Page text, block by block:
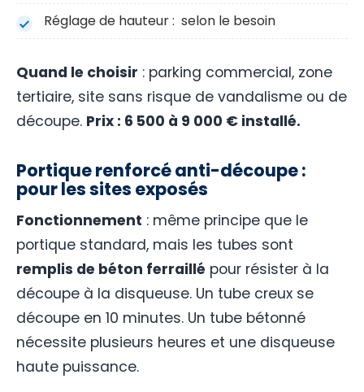
Réglage de hauteur : selon le besoin
Quand le choisir : parking commercial, zone
tertiaire, site sans risque de vandalisme ou de
découpe. Prix : 6 500 à 9 000 € installé.
Portique renforcé anti-découpe :
pour les sites exposés
Fonctionnement : même principe que le
portique standard, mais les tubes sont
remplis de béton ferraillé pour résister à la
découpe à la disqueuse. Un tube creux se
découpe en 10 minutes. Un tube bétonné
nécessite plusieurs heures et une disqueuse
haute puissance.